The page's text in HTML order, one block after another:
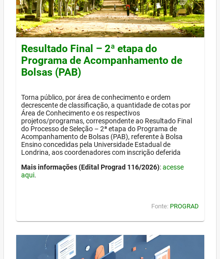
Resultado Final – 2ª etapa do
Programa de Acompanhamento de
Bolsas (PAB)
Torna público, por área de conhecimento e ordem
decrescente de classificação, a quantidade de cotas por
Área de Conhecimento e os respectivos
projetos/programas, correspondente ao Resultado Final
do Processo de Seleção – 2ª etapa do Programa de
Acompanhamento de Bolsas (PAB), referente à Bolsa
Ensino concedidas pela Universidade Estadual de
Londrina, aos coordenadores com inscrição deferida
Mais informações (Edital Prograd 116/2026):acesse
aqui.
Fonte: PROGRAD